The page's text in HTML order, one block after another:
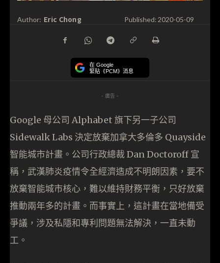
Author: Eric Chong Published: 2020-05-09
在 Google
緊貼《PCM》消息
- 廣告 -
Google 母公司 Alphabet 旗下另一子公司
Sidewalk Labs 決定放棄加拿大多倫多 Quayside
智能城市計畫。公司行政總裁 Dan Doctoroff 宣
稱，武漢肺炎疫情令全經濟造成不明朗因素，要不
放棄智能城市核心，難以維持財務平衡，只好放棄
推動兩年多的計畫。而事實上，這計畫在當地備受
爭議，涉及私隱和專利問題無法解決，一直未動
工。